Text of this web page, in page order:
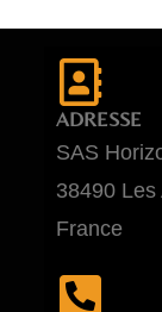
ADRESSE
SAS
38490
France